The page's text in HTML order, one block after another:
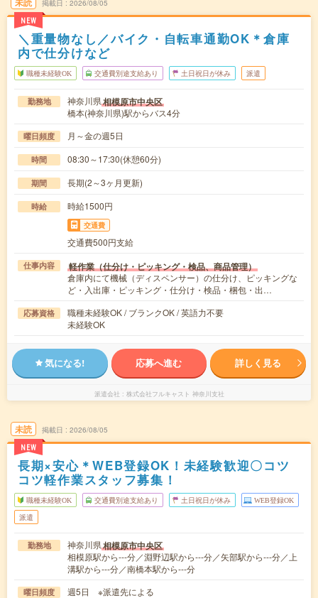
NEW
掲載日 2026/08/05
＼重量物なし／バイク・自転車通勤OK＊倉庫
内で仕分けなど
職種未経験OK 交通費別途支給あり 土日祝日が休み 派遣
勤務地 神奈川県相模原市中央区
橋本(神奈川県)駅からバス4分
曜日頻度 月～金の週5日
時間 08:30～17:30(休憩60分)
期間 長期(2～3ヶ月更新)
時給 時給1500円
交通費
交通費500円支給
仕事内容 軽作業（仕分け・ピッキング・検品、商品管理）
倉庫内にて機械（ディスペンサー）の仕分け、ピッキングな
ど・入出庫・ピッキング・仕分け・検品・梱包・出…
応募資格
職種未経験OK / ブランクOK / 英語力不要
未経験OK
気になる! 応募へ進む 詳しく見る
派遣会社 株式会社フルキャスト 神奈川支社
未読
NEW
掲載日 2026/08/05
長期×安心＊WEB登録OK！未経験歓迎〇コツ
コツ軽作業スタッフ募集！
職種未経験OK 交通費別途支給あり 土日祝日が休み WEB登録OK
派遣
勤務地 神奈川県相模原市中央区
相模原駅から---分／淵野辺駅から---分／矢部駅から---分／上
溝駅から---分／南橋本駅から---分
曜日頻度 週5日 ※派遣先による